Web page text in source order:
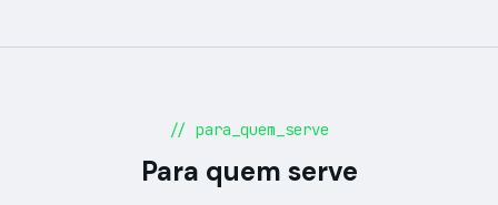
// para_quem_serve
Para quem serve